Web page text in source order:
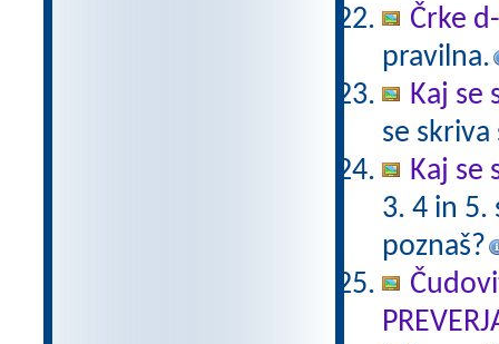
Črke
pravilna.
Kaj se
se
Kaj se
3. 4 in 5.
poznaš?